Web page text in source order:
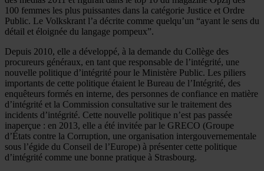
100 femmes les plus puissantes dans la catégorie Justice et Ordre
Public. Le Volkskrant l’a décrite comme quelqu’un “ayant le sens du
détail et éloignée du langage pompeux”.
Depuis 2010, elle a développé, à la demande du Collège des
procureurs généraux, en tant que responsable de l’intégrité, une
nouvelle politique d’intégrité pour le Ministère Public. Les piliers
importants de cette politique étaient le Bureau de l’Intégrité, des
enquêteurs formés en interne, des personnes de confiance en matière
d’intégrité et la Commission consultative sur le traitement des
incidents d’intégrité. Cette nouvelle politique n’est pas passée
inaperçue : en 2013, elle a été invitée par le GRECO (Groupe
d’États contre la Corruption, une organisation intergouvernementale
sous l’égide du Conseil de l’Europe) à présenter cette politique
d’intégrité comme une bonne pratique à Strasbourg.